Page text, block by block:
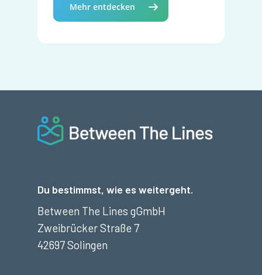
Mehr entdecken
Du bestimmst, wie es weitergeht.
Between The Lines gGmbH
Zweibrücker Straße 7
42697 Solingen